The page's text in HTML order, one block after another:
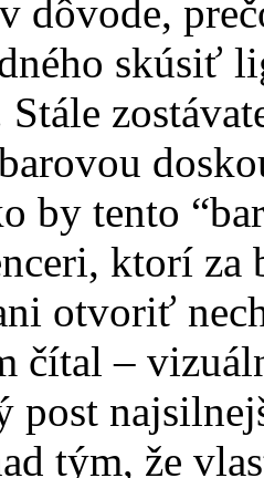
dôvode,
skúsiť
by tento
ktorí za
otvoriť
čítal –
post
tým, že